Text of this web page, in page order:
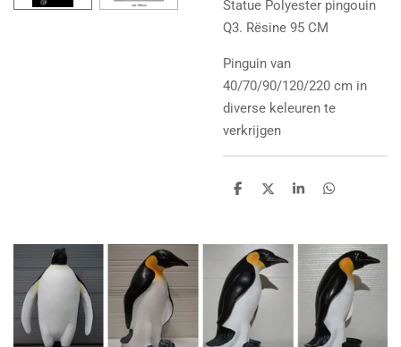
Statue Polyester pingouin
Q3. Rësine 95 CM
Pinguin van
40/70/90/120/220 cm in
diverse keleuren te
verkrijgen
P
a
g
e
r
P
a
g
e
r
P
a
g
P
a
g
e
r